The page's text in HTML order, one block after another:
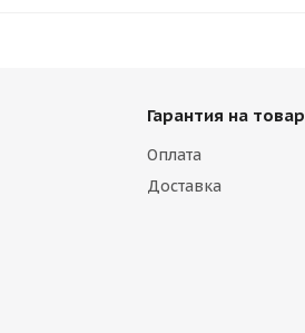
Гарантия на товар
Оплата
Доставка